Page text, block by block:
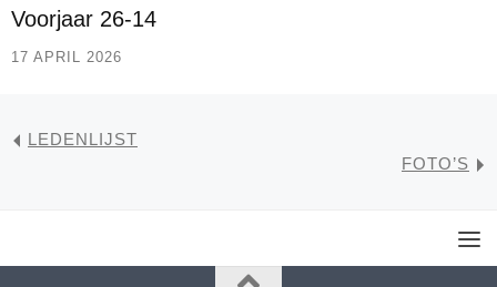
Voorjaar 26-14
17 APRIL 2026
LEDENLIJST
FOTO’S